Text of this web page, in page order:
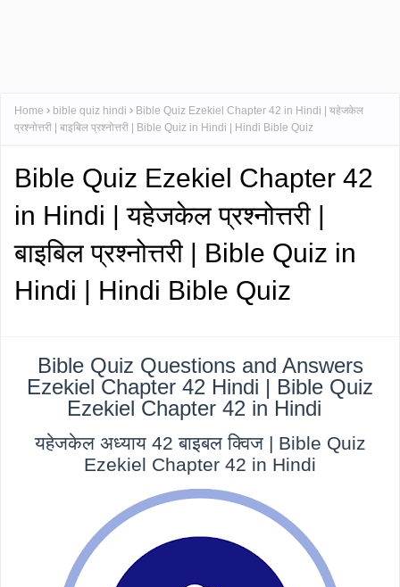
Home bible quiz hindi
Bible Quiz Ezekiel Chapter 42 in Hindi | यहेजकेल
प्रश्नोत्तरी | बाइबिल प्रश्नोत्तरी | Bible Quiz in Hindi | Hindi Bible Quiz
Bible Quiz Ezekiel Chapter 42
in Hindi | यहेजकेल प्रश्नोत्तरी |
बाइबिल प्रश्नोत्तरी | Bible Quiz in
Hindi | Hindi Bible Quiz
Bible Quiz Questions and Answers
Ezekiel Chapter 42 Hindi | Bible Quiz
Ezekiel Chapter 42 in Hindi
यहेजकेल अध्याय 42 बाइबल क्विज | Bible Quiz
Ezekiel Chapter 42 in Hindi